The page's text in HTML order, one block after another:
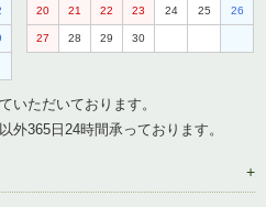
20 21 22 23 24 25 26
27 28 29 30
いただいております。
外365日24時間承っております。